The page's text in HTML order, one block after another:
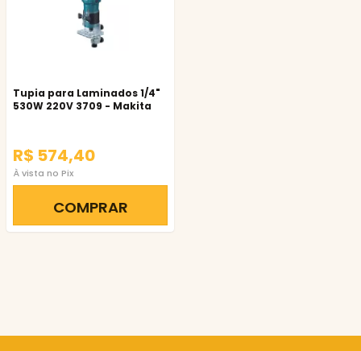
Tupia para Laminados 1/4"
530W 220V 3709 - Makita
R$ 574,40
À vista no Pix
COMPRAR